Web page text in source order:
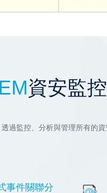
資安監
過監控、分析與管理所有的
事件關聯分